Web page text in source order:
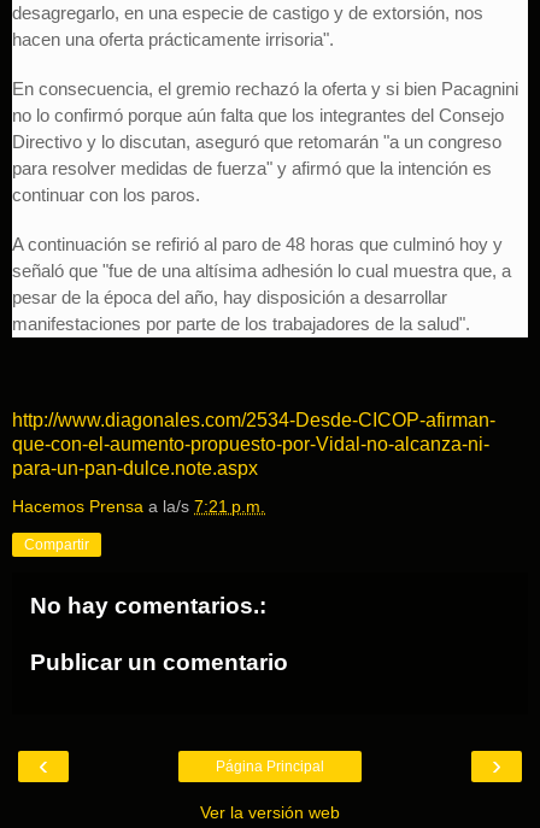
desagregarlo, en una especie de castigo y de extorsión, nos
hacen una oferta prácticamente irrisoria".
En consecuencia, el gremio rechazó la oferta y si bien Pacagnini
no lo confirmó porque aún falta que los integrantes del Consejo
Directivo y lo discutan, aseguró que retomarán "a un congreso
para resolver medidas de fuerza" y afirmó que la intención es
continuar con los paros.
A continuación se refirió al paro de 48 horas que culminó hoy y
señaló que "fue de una altísima adhesión lo cual muestra que, a
pesar de la época del año, hay disposición a desarrollar
manifestaciones por parte de los trabajadores de la salud".
http://www.diagonales.com/2534-Desde-CICOP-afirman-
que-con-el-aumento-propuesto-por-Vidal-no-alcanza-ni-
para-un-pan-dulce.note.aspx
Hacemos Prensa a la/s 7:21 p.m.
Compartir
No hay comentarios.:
Publicar un comentario
‹ ›
Página Principal
Ver la versión web